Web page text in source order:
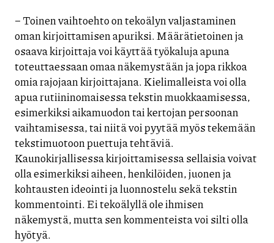
– Toinen vaihtoehto on tekoälyn valjastaminen
oman kirjoittamisen apuriksi. Määrätietoinen ja
osaava kirjoittaja voi käyttää työkaluja apuna
toteuttaessaan omaa näkemystään ja jopa rikkoa
omia rajojaan kirjoittajana. Kielimalleista voi olla
apua rutiininomaisessa tekstin muokkaamisessa,
esimerkiksi aikamuodon tai kertojan persoonan
vaihtamisessa, tai niitä voi pyytää myös tekemään
tekstimuotoon puettuja tehtäviä.
Kaunokirjallisessa kirjoittamisessa sellaisia voivat
olla esimerkiksi aiheen, henkilöiden, juonen ja
kohtausten ideointi ja luonnostelu sekä tekstin
kommentointi. Ei tekoälyllä ole ihmisen
näkemystä, mutta sen kommenteista voi silti olla
hyötyä.